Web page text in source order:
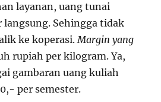
layanan, uang tunai
Sehingga tidak
ke koperasi.Margin yang
rupiah per kilogram. Ya,
gambaran uang kuliah
per semester.